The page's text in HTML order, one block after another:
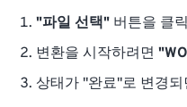
"파일 선택" 버튼을 클
변환을 시작하려면
상태가 "완료"로 변경되